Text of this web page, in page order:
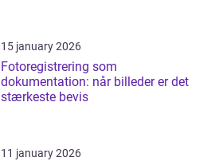
15 january 2026
Fotoregistrering som
dokumentation: når billeder er det
stærkeste bevis
11 january 2026